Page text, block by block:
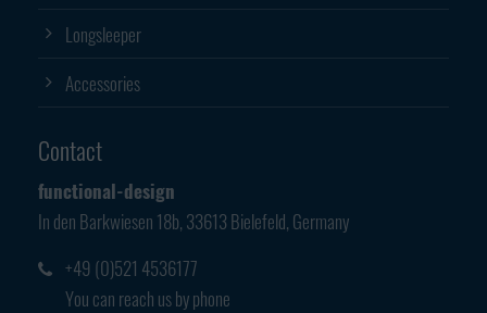
Longsleeper
Accessories
Contact
functional-design
In den Barkwiesen 18b, 33613 Bielefeld, Germany
+49 (0)521 4536177
You can reach us by phone